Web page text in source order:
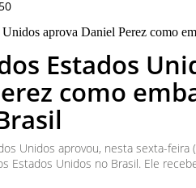
Estados
como
Unidos aprovou, nesta sexta-feira
Estados Unidos no Brasil. Ele